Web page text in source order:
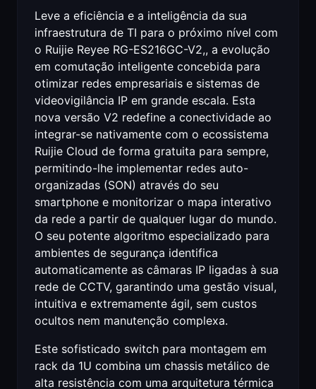
Leve a eficiência e a inteligência da sua
infraestrutura de TI para o próximo nível com
o Ruijie Reyee RG-ES216GC-V2,, a evolução
em comutação inteligente concebida para
otimizar redes empresariais e sistemas de
videovigilância IP em grande escala. Esta
nova versão V2 redefine a conectividade ao
integrar-se nativamente com o ecossistema
Ruijie Cloud de forma gratuita para sempre,
permitindo-lhe implementar redes auto-
organizadas (SON) através do seu
smartphone e monitorizar o mapa interativo
da rede a partir de qualquer lugar do mundo.
O seu potente algoritmo especializado para
ambientes de segurança identifica
automaticamente as câmaras IP ligadas à sua
rede de CCTV, garantindo uma gestão visual,
intuitiva e extremamente ágil, sem custos
ocultos nem manutenção complexa.
Este sofisticado switch para montagem em
rack da 1U combina um chassis metálico de
alta resistência com uma arquitetura térmica